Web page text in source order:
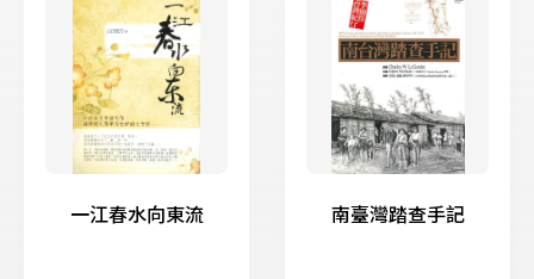
一江春水向東流 南臺灣踏查手記